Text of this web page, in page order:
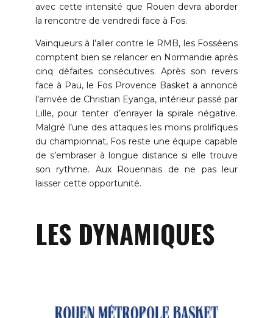
avec cette intensité que Rouen devra aborder
la rencontre de vendredi face à Fos.
Vainqueurs à l’aller contre le RMB, les Fosséens
comptent bien se relancer en Normandie après
cinq défaites consécutives. Après son revers
face à Pau, le Fos Provence Basket a annoncé
l’arrivée de Christian Eyanga, intérieur passé par
Lille, pour tenter d’enrayer la spirale négative.
Malgré l’une des attaques les moins prolifiques
du championnat, Fos reste une équipe capable
de s’embraser à longue distance si elle trouve
son rythme. Aux Rouennais de ne pas leur
laisser cette opportunité.
LES DYNAMIQUES